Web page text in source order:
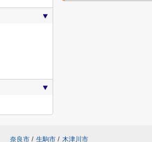
奈良市 / 生駒市 / 木津川市